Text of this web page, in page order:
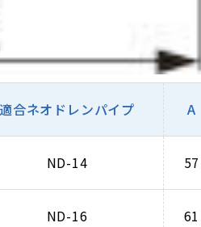
適合ネオドレンパイプ A
ND-14 57
ND-16 61